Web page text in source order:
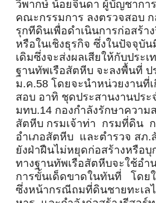
วิพากษ์ น้อยจินดา ผู้บัญชากา
คณะกรรมการ ลงตรวจสอบ
รุกทีดินเพื่อดำเนินการก่อสร้าง
หรือในเชิงธุรกิจ ซึ่งในปัจจุบั
เดิมซึ่งจะส่งผลเสียให้กับประ
ฐานทัพเรือสัตหีบ จะลงพื้นที่
ม.ค.58 โดยจะนำหน่วยงานที่
สอบ อาทิ ชุดประสานงานปร
มทบ.14 กองกำลังรักษาควา
สัตหีบ กรมเจ้าท่า กรมที่ดิน ก
อำเภอสัตหีบ และตำรวจ สภ.
ยังฝ่าฝืนไม่หยุดก่อสร้างหรือบุ
ทางฐานทัพเรือสัตหีบจะใช้อำ
การขั้นเด็ดขาดในทันที่ โดยใ
ซึ่งหน้ากรณีถมที่ดินชายทะเล